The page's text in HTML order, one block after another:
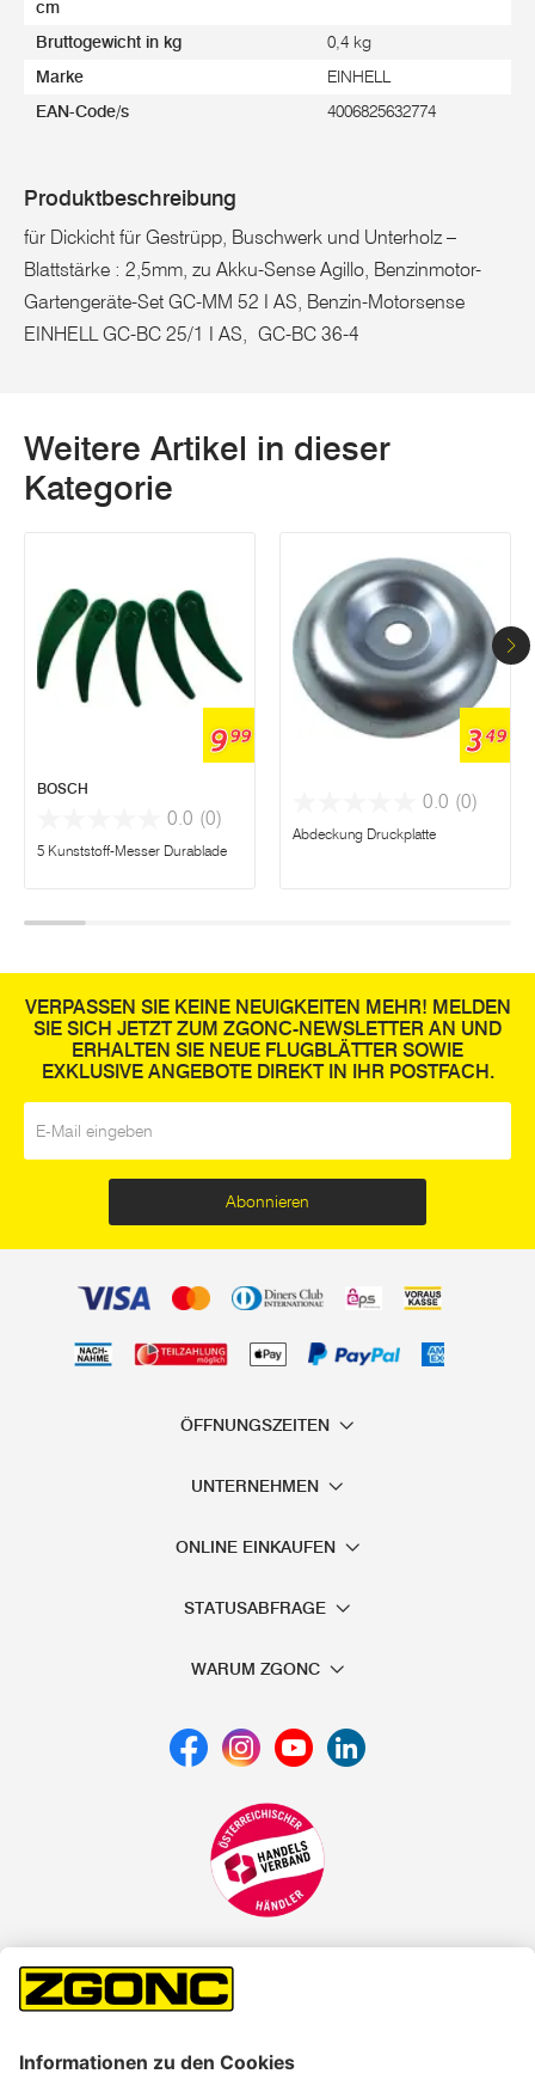
cm
Bruttogewicht in kg 0,4 kg
Marke EINHELL
EAN-Code/s 4006825632774
Produktbeschreibung
für Dickicht für Gestrüpp, Buschwerk und Unterholz –
Blattstärke : 2,5mm, zu Akku-Sense Agillo, Benzinmotor-
Gartengeräte-Set GC-MM 52 I AS, Benzin-Motorsense
EINHELL GC-BC 25/1 I AS, GC-BC 36-4
Weitere Artikel in dieser
Kategorie
999
BOSCH
0.0 (0)
5 Kunststoff-Messer Durablade
349
0.0 (0)
Abdeckung Druckplatte
VERPASSEN SIE KEINE NEUIGKEITEN MEHR! MELDEN
SIE SICH JETZT ZUM ZGONC-NEWSLETTER AN UND
ERHALTEN SIE NEUE FLUGBLÄTTER SOWIE
EXKLUSIVE ANGEBOTE DIREKT IN IHR POSTFACH.
Abonnieren
ÖFFNUNGSZEITEN
UNTERNEHMEN
ONLINE EINKAUFEN
STATUSABFRAGE
WARUM ZGONC
Tagen vor Beginn dieser Aktion verlangte Preis
unter den UVP Preisen auf dieser Website sind die